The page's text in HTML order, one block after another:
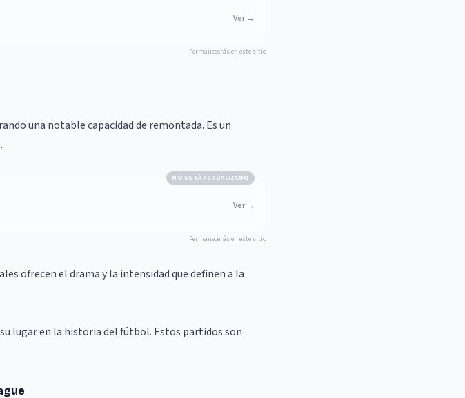
Ver →
Permanecerás en este sitio
una notable capacidad de remontada. Es un
NO ESTÁ ACTUALIZADO
Ver →
Permanecerás en este sitio
ofrecen el drama y la intensidad que definen a la
lugar en la historia del fútbol. Estos partidos son